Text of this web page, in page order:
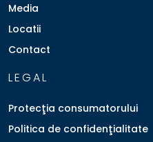
Media
Locatii
Contact
LEGAL
Protecţia consumatorului
Politica de confidenţialitate